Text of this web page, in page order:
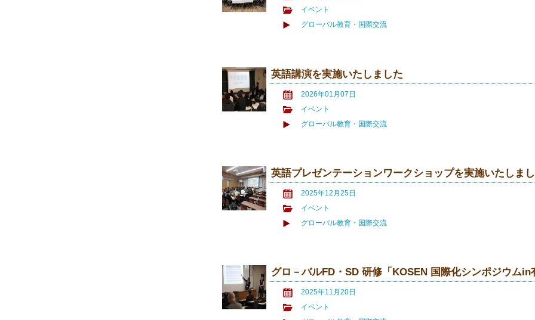
イベント
グローバル教育・国際交流
英語講演を実施いたしました
2026年01月07日
イベント
グローバル教育・国際交流
英語プレゼンテーションワークショップを実施いたしま
2025年12月25日
イベント
グローバル教育・国際交流
グロ－バルFD・SD 研修「KOSEN 国際化シンポジウム
2025年11月20日
イベント